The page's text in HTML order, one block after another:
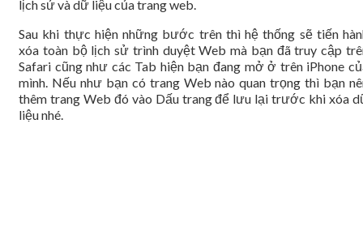
lịch sử và dữ liệu của trang web.
Sau khi thực hiện những bước trên thì hệ thống sẽ tiến
xóa toàn bộ lịch sử trình duyệt Web mà bạn đã truy cập
Safari cũng như các Tab hiện bạn đang mở ở trên iPhone
mình. Nếu như bạn có trang Web nào quan trọng thì bạn
thêm trang Web đó vào Dấu trang để lưu lại trước khi xóa
liệu nhé.